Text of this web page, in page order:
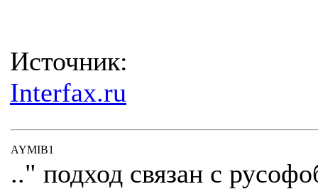
Источник:
Interfax.ru
AYMIB1
.." подход связан с